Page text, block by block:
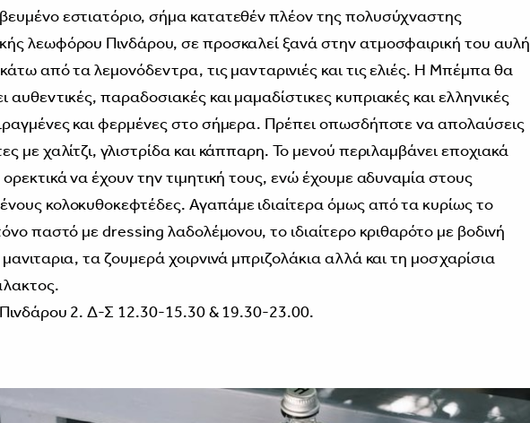
εστιατόριο, σήμα κατατεθέν πλέον της πολυσύχναστης
λεωφόρου Πινδάρου, σε προσκαλεί ξανά στην ατμοσφαιρική του αυλή
από τα λεμονόδεντρα, τις μανταρινιές και τις ελιές. Η Μπέμπα θα
αυθεντικές, παραδοσιακές και μαμαδίστικες κυπριακές και ελληνικές
και φερμένες στο σήμερα. Πρέπει οπωσδήποτε να απολαύσεις
με χαλίτζι, γλιστρίδα και κάππαρη. Το μενού περιλαμβάνει εποχιακά
να έχουν την τιμητική τους, ενώ έχουμε αδυναμία στους
κολοκυθοκεφτέδες. Αγαπάμε ιδιαίτερα όμως από τα κυρίως το
παστό με dressing λαδολέμονου, το ιδιαίτερο κριθαρότο με βοδινή
τα ζουμερά χοιρνινά μπριζολάκια αλλά και τη μοσχαρίσια
2. Δ-Σ 12.30-15.30 & 19.30-23.00.